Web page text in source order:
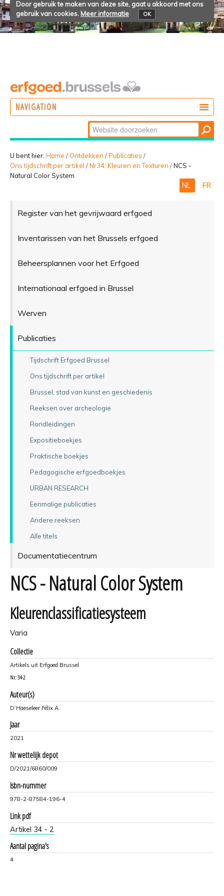
Door gebruik te maken van deze site, gaat u akkoord met ons
gebruik van cookies. Meer informatie OK
NAVIGATION
BELEVEN
Zoek
Geavanceerd
zoeken...
U bent hier: Home / Ontdekken /Publicaties /
Ons tijdschrift per artikel /Nr34: Kleuren en Texturen /NCS -
Natural Color System
NL FR
Register van het gevrijwaard erfgoed
Inventarissen van het Brussels erfgoed
Beheersplannen voor het Erfgoed
Internationaal erfgoed in Brussel
Werven
Publicaties
Tijdschrift Erfgoed Brussel
Ons tijdschrift per artikel
Brussel, stad van kunst en geschiedenis
Reeksen over archeologie
Rondleidingen
Expositieboekjes
Praktische boekjes
Pedagogische erfgoedboekjes
URBAN RESEARCH
Eenmalige publicaties
Andere reeksen
Alle titels
Documentatiecentrum
NCS - Natural Color System
Kleurenclassificatiesysteem
Varia
Collectie
Artikels uit Erfgoed Brussel
Nr. 34-2
Auteur(s)
D’Haeseleer Félix A.
Jaar
2021
Nr wettelijk depot
D/2021/6860/009
Isbn-nummer
978-2-87584-196-4
Link pdf
Artikel 34 - 2
Aantal pagina's
4